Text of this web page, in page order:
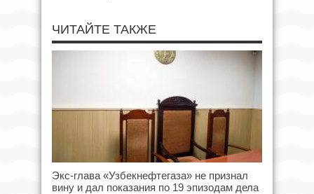
ЧИТАЙТЕ ТАКЖЕ
Экс-глава «Узбекнефтегаза» не признал
вину и дал показания по 19 эпизодам дела